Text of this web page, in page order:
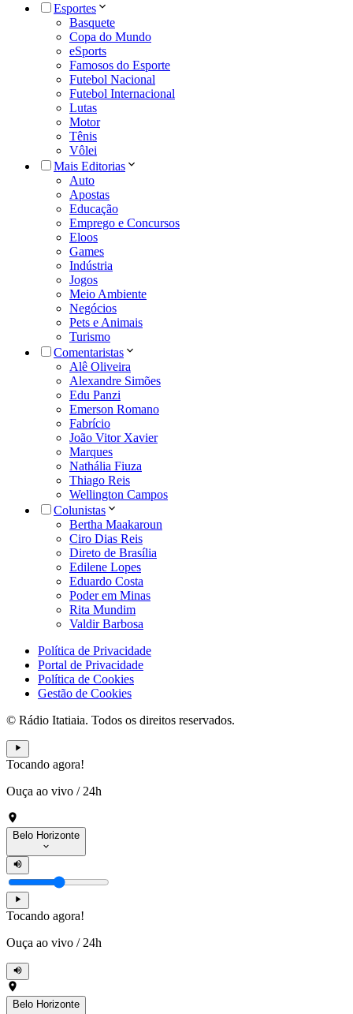
Esportes
Basquete
Copa do Mundo
eSports
Famosos do Esporte
Futebol Nacional
Futebol Internacional
Lutas
Motor
Tênis
Vôlei
Mais Editorias
Auto
Apostas
Educação
Emprego e Concursos
Eloos
Games
Indústria
Jogos
Meio Ambiente
Negócios
Pets e Animais
Turismo
Comentaristas
Alê Oliveira
Alexandre Simões
Edu Panzi
Emerson Romano
Fabrício
João Vitor Xavier
Marques
Nathália Fiuza
Thiago Reis
Wellington Campos
Colunistas
Bertha Maakaroun
Ciro Dias Reis
Direto de Brasília
Edilene Lopes
Eduardo Costa
Poder em Minas
Rita Mundim
Valdir Barbosa
Política de Privacidade
Portal de Privacidade
Política de Cookies
Gestão de Cookies
© Rádio Itatiaia. Todos os direitos reservados.
Tocando agora!
Ouça ao vivo / 24h
Belo Horizonte
Tocando agora!
Ouça ao vivo / 24h
Belo Horizonte